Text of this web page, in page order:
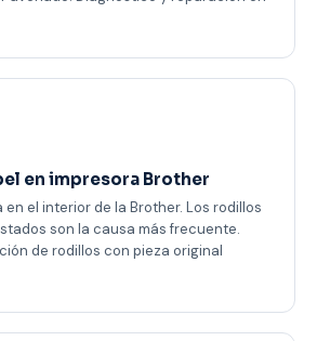
en impresora Brother
en el interior de la Brother. Los rodillos
son la causa más frecuente.
de rodillos con pieza original